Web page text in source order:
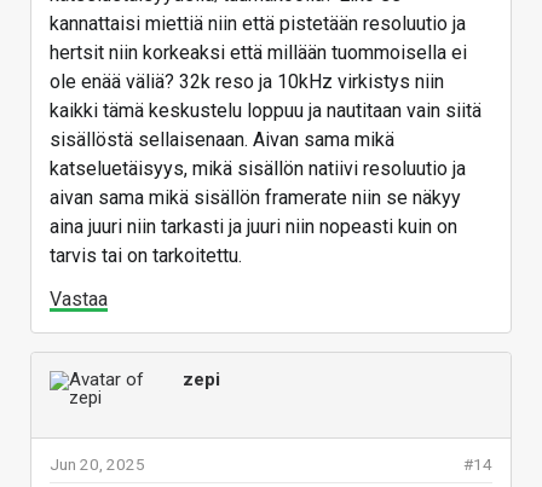
kannattaisi miettiä niin että pistetään resoluutio ja
hertsit niin korkeaksi että millään tuommoisella ei
ole enää väliä? 32k reso ja 10kHz virkistys niin
kaikki tämä keskustelu loppuu ja nautitaan vain siitä
sisällöstä sellaisenaan. Aivan sama mikä
katseluetäisyys, mikä sisällön natiivi resoluutio ja
aivan sama mikä sisällön framerate niin se näkyy
aina juuri niin tarkasti ja juuri niin nopeasti kuin on
tarvis tai on tarkoitettu.
Vastaa
zepi
#14
Jun 20, 2025